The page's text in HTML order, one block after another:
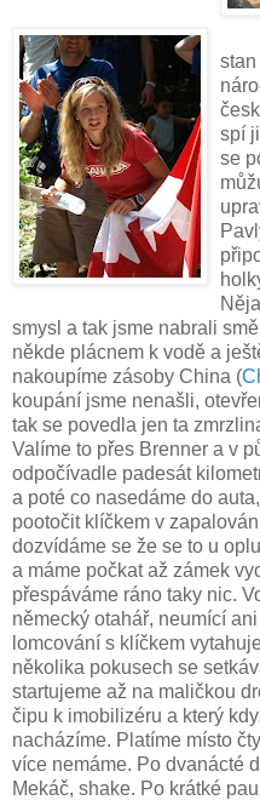
spí
se
smysl a tak jsme nabrali
někde plácnem k vodě a
nakoupíme zásoby China (
koupání jsme nenašli,
tak se povedla jen ta
Valíme to přes Brenner a v
odpočívadle padesát
a poté co nasedáme do
pootočit klíčkem v
dozvídáme se že se to u
a máme počkat až zámek
přespáváme ráno taky nic.
německý otahář, neumící
lomcování s klíčkem
několika pokusech se
startujeme až na maličkou
čipu k imobilizéru a který
nacházíme. Platíme místo
více nemáme. Po dvanácté
Mekáč, shake. Po krátké